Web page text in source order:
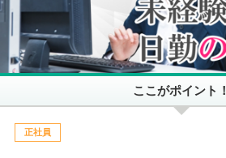
ここがポイント！
正社員